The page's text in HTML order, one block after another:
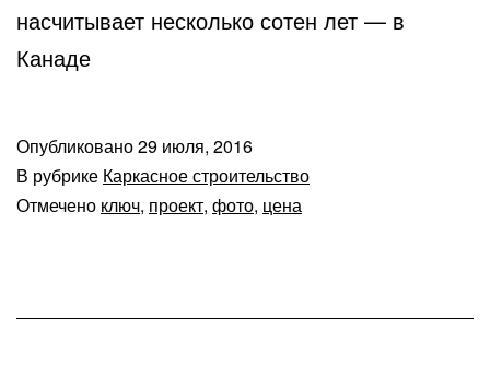
насчитывает несколько сотен лет — в
Канаде
Опубликовано29 июля, 2016
В рубрике Каркасное строительство
Отмечено ключ, проект, фото, цена